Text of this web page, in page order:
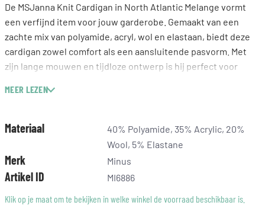
De MSJanna Knit Cardigan in North Atlantic Melange vormt
een verfijnd item voor jouw garderobe. Gemaakt van een
zachte mix van polyamide, acryl, wol en elastaan, biedt deze
cardigan zowel comfort als een aansluitende pasvorm. Met
zijn lange mouwen en tijdloze ontwerp is hij perfect voor
combineren met een mooie blouse of een eenvoudig shirt
modebewuste vrouw die kwaliteit en stijl zoekt.
MEER LEZEN
Materiaal
40% Polyamide, 35% Acrylic, 20%
Wool, 5% Elastane
Merk Minus
Artikel ID
MI6886
Klik op je maat om te bekijken in welke winkel de voorraad beschikbaar is.